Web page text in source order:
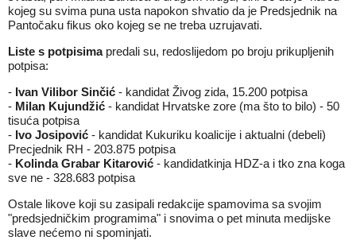
kojeg su svima puna usta napokon shvatio da je Predsjednik na
Pantočaku fikus oko kojeg se ne treba uzrujavati.
Liste s potpisimapredali su, redoslijedom po broju prikupljenih
potpisa:
- Ivan Vilibor Sinčić - kandidat Živog zida, 15.200 potpisa
- Milan Kujundžić - kandidat Hrvatske zore (ma što to bilo) - 50
tisuća potpisa
- Ivo Josipović - kandidat Kukuriku koalicije i aktualni (debeli)
Precjednik RH - 203.875 potpisa
- Kolinda Grabar Kitarović - kandidatkinja HDZ-a i tko zna koga
sve ne - 328.683 potpisa
Ostale likove koji su zasipali redakcije spamovima sa svojim
"predsjedničkim programima" i snovima o pet minuta medijske
slave nećemo ni spominjati.